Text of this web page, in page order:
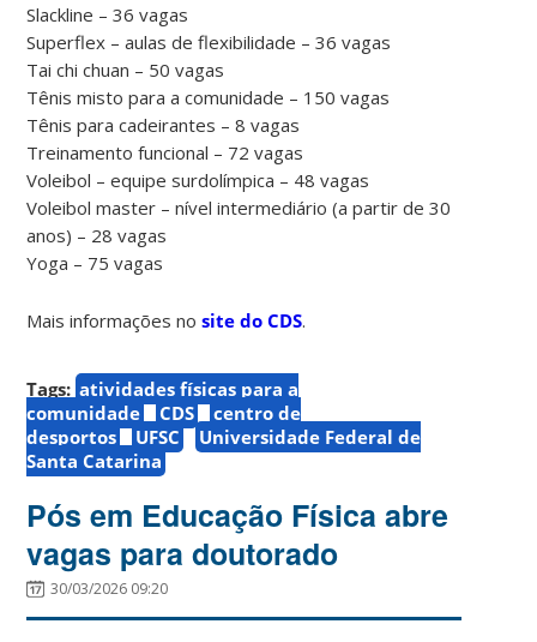
Slackline – 36 vagas
Superflex – aulas de flexibilidade – 36 vagas
Tai chi chuan – 50 vagas
Tênis misto para a comunidade – 150 vagas
Tênis para cadeirantes – 8 vagas
Treinamento funcional – 72 vagas
Voleibol – equipe surdolímpica – 48 vagas
Voleibol master – nível intermediário (a partir de 30
anos) – 28 vagas
Yoga – 75 vagas
Mais informações nosite do CDS.
Tags: atividades físicas para a
comunidade
CDS
centro de
desportos
UFSC
Universidade Federal de
Santa Catarina
Pós em Educação Física abre
vagas para doutorado
30/03/2026 09:20